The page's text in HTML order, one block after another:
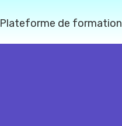
Plateforme de formation